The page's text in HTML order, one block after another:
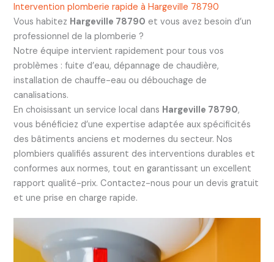
Intervention plomberie rapide à Hargeville 78790
Vous habitez Hargeville 78790 et vous avez besoin d’un
professionnel de la plomberie ?
Notre équipe intervient rapidement pour tous vos
problèmes : fuite d’eau, dépannage de chaudière,
installation de chauffe-eau ou débouchage de
canalisations.
En choisissant un service local dans Hargeville 78790,
vous bénéficiez d’une expertise adaptée aux spécificités
des bâtiments anciens et modernes du secteur. Nos
plombiers qualifiés assurent des interventions durables et
conformes aux normes, tout en garantissant un excellent
rapport qualité-prix. Contactez-nous pour un devis gratuit
et une prise en charge rapide.